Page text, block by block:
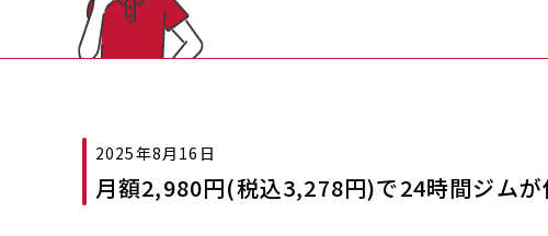
2025年8月16日
月額2,980円(税込3,278円)で24時間ジムが